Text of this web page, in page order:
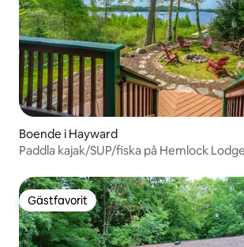
Boende i Hayward
Paddla kajak/SUP/fiska på Hemlock
Gästfavorit
Gästfavorit